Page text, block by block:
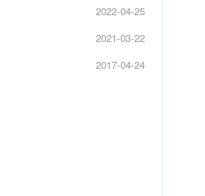
2022-04-25
2021-03-22
2017-04-24